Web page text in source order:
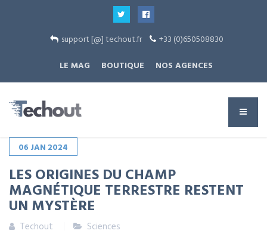
support [@] techout.fr
+33 (0)650508830
LE MAG
BOUTIQUE NOS AGENCES
06 JAN 2024
LES ORIGINES DU CHAMP
MAGNÉTIQUE TERRESTRE RESTENT
UN MYSTÈRE
Techout Sciences